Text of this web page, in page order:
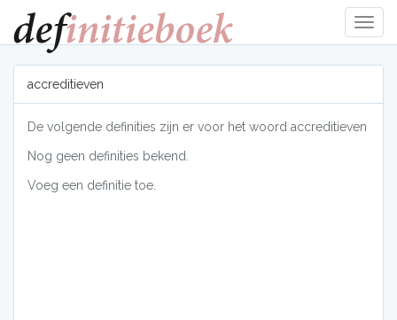
tonen
accreditieven
De volgende definities zijn er voor het woord accreditieven
Nog geen definities bekend.
Voeg een definitie toe.